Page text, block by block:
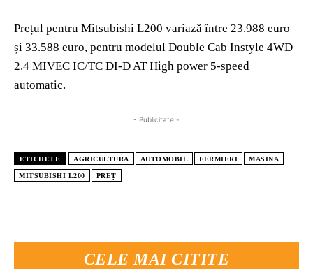
CELE MAI CITITE
Prețul pentru Mitsubishi L200 variază între 23.988 euro
și 33.588 euro, pentru modelul Double Cab Instyle 4WD
2.4 MIVEC IC/TC DI-D AT High power 5-speed
automatic.
- Publicitate -
ETICHETE AGRICULTURA AUTOMOBIL FERMIERI MASINA
MITSUBISHI L200 PREȚ